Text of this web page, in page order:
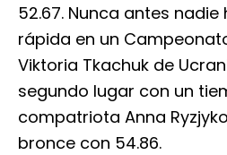
52.67. Nunca antes
rápida en un
Viktoria Tkachuk de
segundo lugar con un
compatriota Anna
bronce con 54.86.